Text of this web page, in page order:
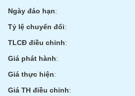
Ngày đáo hạn:
Tỷ lệ chuyển đổi:
TLCĐ điều chỉnh:
Giá phát hành:
Giá thực hiện:
Giá TH điều chỉnh:
chính